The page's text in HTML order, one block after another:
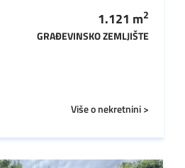
1.121 m2
GRAĐEVINSKO ZEMLJIŠTE
Više o nekretnini >